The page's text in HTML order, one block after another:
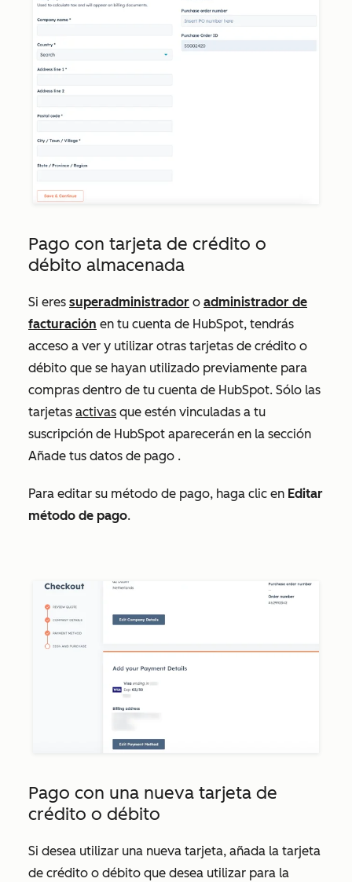
Pago con tarjeta de crédito o
débito almacenada
Si eres superadministrador o administrador de
facturación en tu cuenta de HubSpot, tendrás
acceso a ver y utilizar otras tarjetas de crédito o
débito que se hayan utilizado previamente para
compras dentro de tu cuenta de HubSpot. Sólo las
tarjetas activas que estén vinculadas a tu
suscripción de HubSpot aparecerán en la sección
Añade tus datos de pago .
Para editar su método de pago, haga clic en Editar
método de pago.
Pago con una nueva tarjeta de
crédito o débito
Si desea utilizar una nueva tarjeta, añada la tarjeta
de crédito o débito que desea utilizar para la